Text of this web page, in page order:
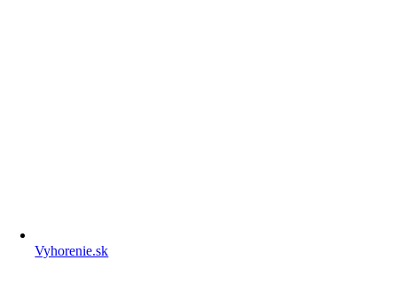
Vyhorenie.sk